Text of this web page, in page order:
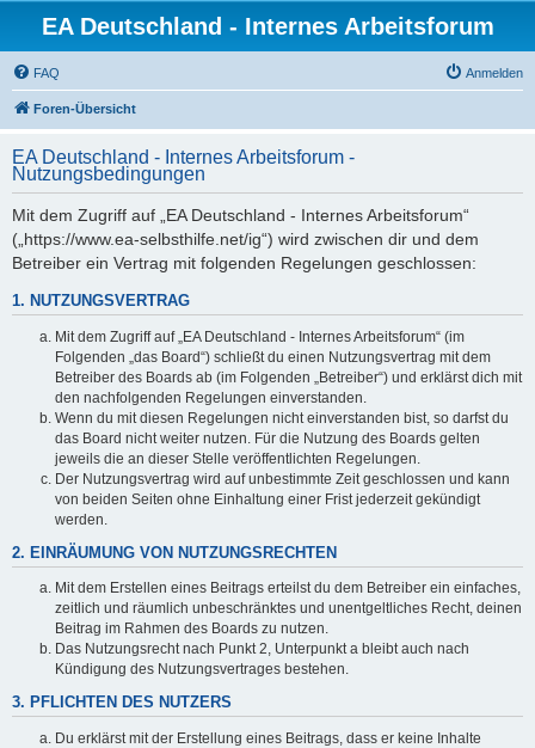
EA Deutschland - Internes Arbeitsforum
FAQ Anmelden
Foren-Übersicht
EA Deutschland - Internes Arbeitsforum -
Nutzungsbedingungen
Mit dem Zugriff auf „EA Deutschland - Internes Arbeitsforum“
(„https://www.ea-selbsthilfe.net/ig“) wird zwischen dir und dem
Betreiber ein Vertrag mit folgenden Regelungen geschlossen:
1. NUTZUNGSVERTRAG
Mit dem Zugriff auf „EA Deutschland - Internes Arbeitsforum“ (im
Folgenden „das Board“) schließt du einen Nutzungsvertrag mit dem
Betreiber des Boards ab (im Folgenden „Betreiber“) und erklärst dich mit
den nachfolgenden Regelungen einverstanden.
Wenn du mit diesen Regelungen nicht einverstanden bist, so darfst du
das Board nicht weiter nutzen. Für die Nutzung des Boards gelten
jeweils die an dieser Stelle veröffentlichten Regelungen.
Der Nutzungsvertrag wird auf unbestimmte Zeit geschlossen und kann
von beiden Seiten ohne Einhaltung einer Frist jederzeit gekündigt
werden.
2. EINRÄUMUNG VON NUTZUNGSRECHTEN
Mit dem Erstellen eines Beitrags erteilst du dem Betreiber ein einfaches,
zeitlich und räumlich unbeschränktes und unentgeltliches Recht, deinen
Beitrag im Rahmen des Boards zu nutzen.
Das Nutzungsrecht nach Punkt 2, Unterpunkt a bleibt auch nach
Kündigung des Nutzungsvertrages bestehen.
3. PFLICHTEN DES NUTZERS
Du erklärst mit der Erstellung eines Beitrags, dass er keine Inhalte